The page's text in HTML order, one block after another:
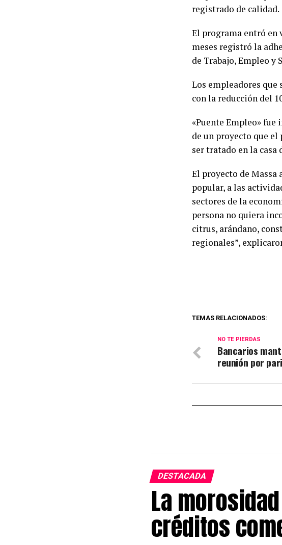
registrado de calidad.
El programa entró en
meses registró la
de Trabajo, Empleo y
Los empleadores que
con la reducción del
«Puente Empleo»
de un proyecto que
ser tratado en la casa
El proyecto de
popular, a las
sectores de la
persona no quiera
citrus, arándano,
regionales”,
TEMAS RELACIONADOS:
NO TE PIERDAS
Bancarios
reunión por
DESTACADA
La
créditos